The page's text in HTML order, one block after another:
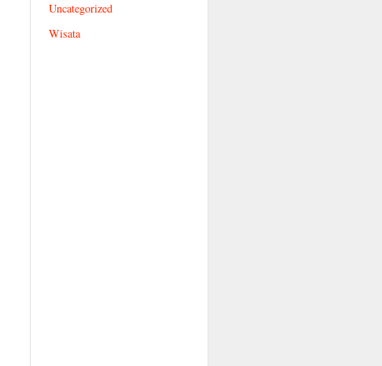
Uncategorized
Wisata